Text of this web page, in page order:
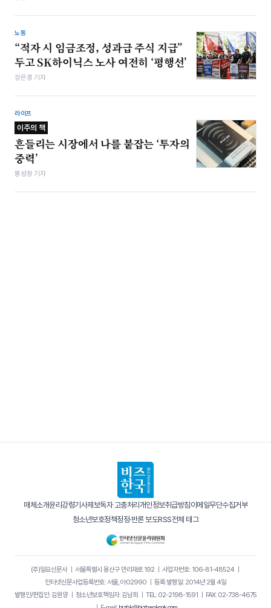
노동
“적자 시 임금조정, 성과급 주식 지급”
두고 SK하이닉스 노사 여전히 ‘평행선’
강은경 기자
라이프
이주의 책
흔들리는 시장에서 나를 붙잡는 ‘투자의
중력’
봉성창 기자
매체소개윤리강령기사제보독자 고충처리 개인정보취급방침이메일무단수집거부
청소년보호정책정정·반론 보도RSS전체 태그
(주)일요신문사｜ 서울특별시 용산구 만리재로 192｜ 사업자번호: 106-81-48524｜
인터넷신문사업등록번호: 서울, 아02990
등록·발행일: 2014년 2월 4일
발행인/편집인: 김원양｜ 청소년보호책임자: 김남희 TEL: 02-2198-1591
FAX: 02-738-4675